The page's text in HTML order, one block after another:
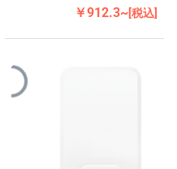
￥912.3~[税込]